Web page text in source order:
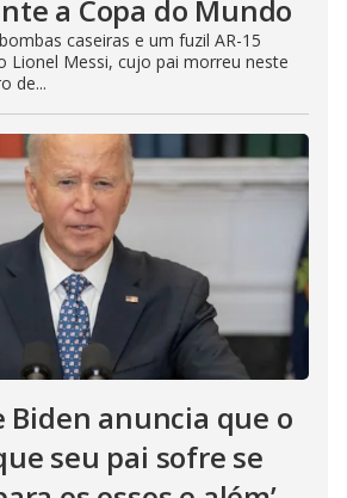
a Copa do Mundo
caseiras e um fuzil AR-15
Lionel Messi, cujo pai morreu neste
de...
Biden anuncia que o
seu pai sofre se